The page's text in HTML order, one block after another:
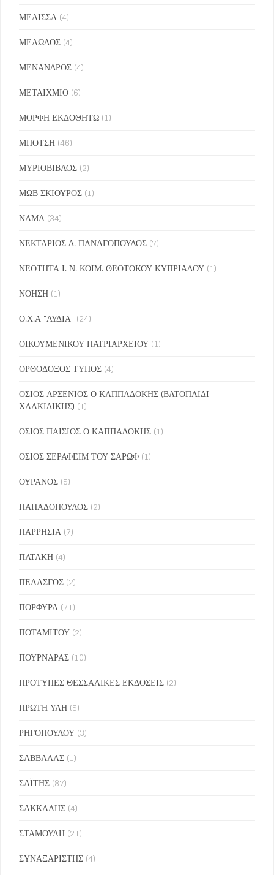
ΜΕΛΙΣΣΑ (4)
ΜΕΛΩΔΟΣ (4)
ΜΕΝΑΝΔΡΟΣ (4)
ΜΕΤΑΙΧΜΙΟ (6)
ΜΟΡΦΗ ΕΚΔΟΘΗΤΩ (1)
ΜΠΟΤΣΗ (46)
ΜΥΡΙΟΒΙΒΛΟΣ (2)
ΜΩΒ ΣΚΙΟΥΡΟΣ (1)
ΝΑΜΑ (34)
ΝΕΚΤΑΡΙΟΣ Δ. ΠΑΝΑΓΟΠΟΥΛΟΣ (7)
ΝΕΟΤΗΤΑ Ι. Ν. ΚΟΙΜ. ΘΕΟΤΟΚΟΥ ΚΥΠΡΙΑΔΟΥ (1)
ΝΟΗΣΗ (1)
Ο.Χ.Α "ΛΥΔΙΑ" (24)
ΟΙΚΟΥΜΕΝΙΚΟΥ ΠΑΤΡΙΑΡΧΕΙΟΥ (1)
ΟΡΘΟΔΟΞΟΣ ΤΥΠΟΣ (4)
ΟΣΙΟΣ ΑΡΣΕΝΙΟΣ Ο ΚΑΠΠΑΔΟΚΗΣ (ΒΑΤΟΠΑΙΔΙ
ΧΑΛΚΙΔΙΚΗΣ) (1)
ΟΣΙΟΣ ΠΑΙΣΙΟΣ Ο ΚΑΠΠΑΔΟΚΗΣ (1)
ΟΣΙΟΣ ΣΕΡΑΦΕΙΜ ΤΟΥ ΣΑΡΩΦ (1)
ΟΥΡΑΝΟΣ (5)
ΠΑΠΑΔΟΠΟΥΛΟΣ (2)
ΠΑΡΡΗΣΙΑ (7)
ΠΑΤΑΚΗ (4)
ΠΕΛΑΣΓΟΣ (2)
ΠΟΡΦΥΡΑ (71)
ΠΟΤΑΜΙΤΟΥ (2)
ΠΟΥΡΝΑΡΑΣ (10)
ΠΡΟΤΥΠΕΣ ΘΕΣΣΑΛΙΚΕΣ ΕΚΔΟΣΕΙΣ (2)
ΠΡΩΤΗ ΥΛΗ (5)
ΡΗΓΟΠΟΥΛΟΥ (3)
ΣΑΒΒΑΛΑΣ (1)
ΣΑΪΤΗΣ (87)
ΣΑΚΚΑΛΗΣ (4)
ΣΤΑΜΟΥΛΗ (21)
ΣΥΝΑΞΑΡΙΣΤΗΣ (4)